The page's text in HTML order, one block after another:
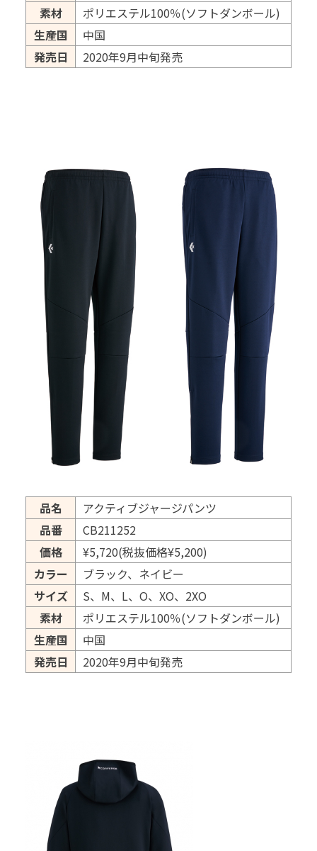
素材
ポリエステル100％(ソフトダンボール)
生産国
中国
発売日
2020年9月中旬発売
品名
アクティブジャージパンツ
品番
CB211252
価格
¥5,720(税抜価格¥5,200)
カラー
ブラック、ネイビー
サイズ
S、M、L、O、XO、2XO
素材
ポリエステル100％(ソフトダンボール)
生産国
中国
発売日
2020年9月中旬発売